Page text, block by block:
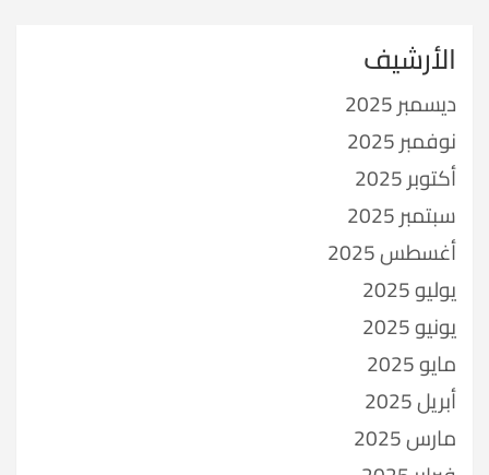
الأرشيف
ديسمبر 2025
نوفمبر 2025
أكتوبر 2025
سبتمبر 2025
أغسطس 2025
يوليو 2025
يونيو 2025
مايو 2025
أبريل 2025
مارس 2025